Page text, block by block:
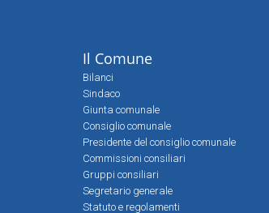
Il Comune
Bilanci
Sindaco
Giunta comunale
Consiglio comunale
Presidente del consiglio comunale
Commissioni consiliari
Gruppi consiliari
Segretario generale
Statuto e regolamenti